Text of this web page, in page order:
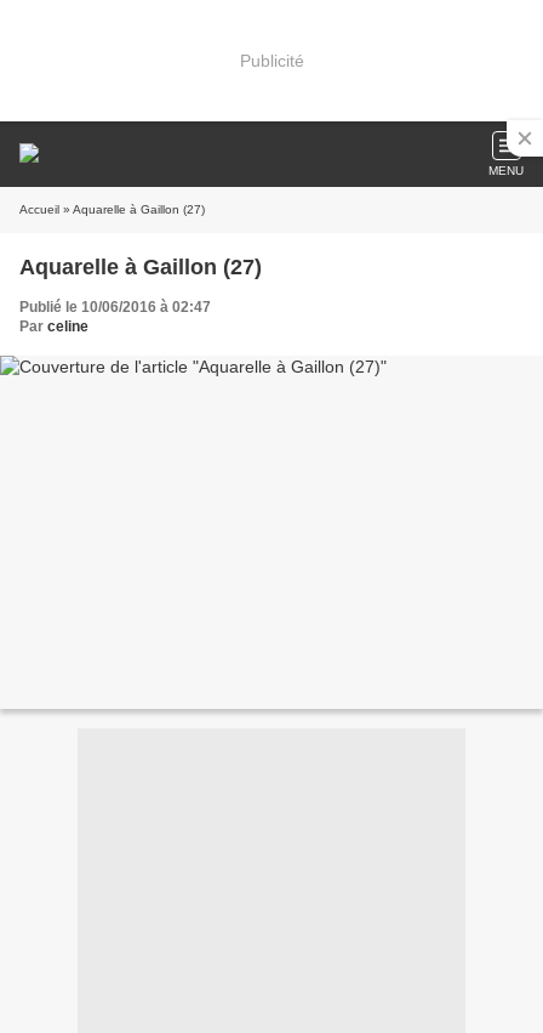
Publicité
MENU
Accueil » Aquarelle à Gaillon (27)
Aquarelle à Gaillon (27)
Publié le 10/06/2016 à 02:47
Par celine